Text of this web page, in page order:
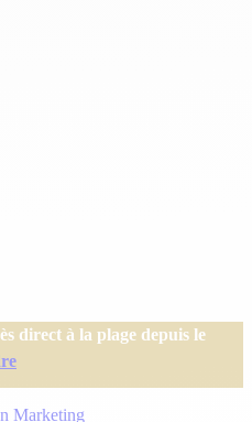
direct à la plage depuis le
Marketing